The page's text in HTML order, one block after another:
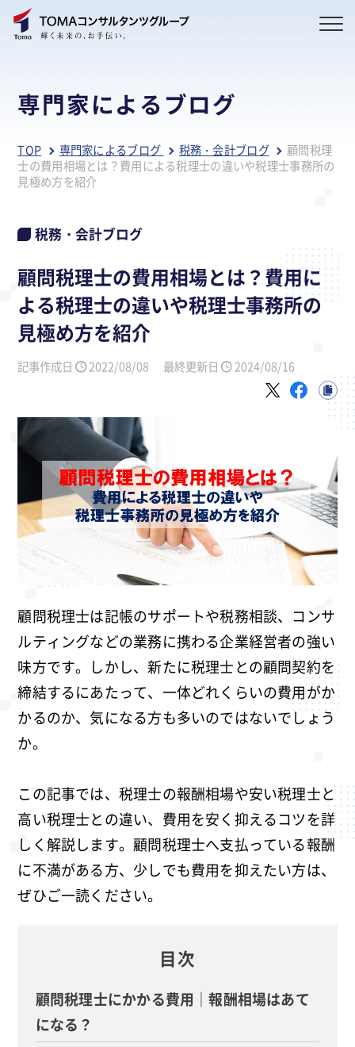
専門家によるブログ
TOP 専門家によるブログ 税務・会計ブログ
顧問税理
士の費用相場とは？費用による税理士の違いや税理士事務所の
見極め方を紹介
税務・会計ブログ
顧問税理士の費用相場とは？費用に
よる税理士の違いや税理士事務所の
見極め方を紹介
記事作成日 2022/08/08 最終更新日 2024/08/16
顧問税理士は記帳のサポートや税務相談、コンサ
ルティングなどの業務に携わる企業経営者の強い
味方です。しかし、新たに税理士との顧問契約を
締結するにあたって、一体どれくらいの費用がか
かるのか、気になる方も多いのではないでしょう
か。
この記事では、税理士の報酬相場や安い税理士と
高い税理士との違い、費用を安く抑えるコツを詳
しく解説します。顧問税理士へ支払っている報酬
に不満がある方、少しでも費用を抑えたい方は、
ぜひご一読ください。
目次
顧問税理士にかかる費用｜報酬相場はあて
になる？